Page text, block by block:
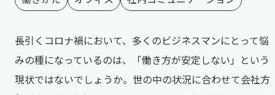
長引くコロナ禍において、多くのビジネスマンにとって悩
みの種になっているのは、「働き方が安定しない」という
現状ではないでしょうか。世の中の状況に合わせて会社方